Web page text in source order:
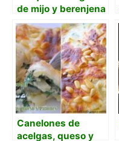
de mijo y berenjena
Canelones de
acelgas, queso y